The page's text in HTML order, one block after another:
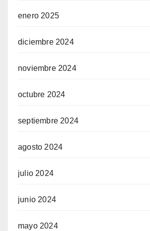
enero 2025
diciembre 2024
noviembre 2024
octubre 2024
septiembre 2024
agosto 2024
julio 2024
junio 2024
mayo 2024